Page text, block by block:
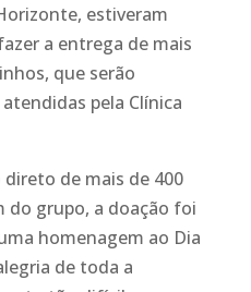
estiveram
a entrega de mais
que serão
pela Clínica
de mais de 400
do grupo, a doação foi
homenagem ao Dia
de toda a